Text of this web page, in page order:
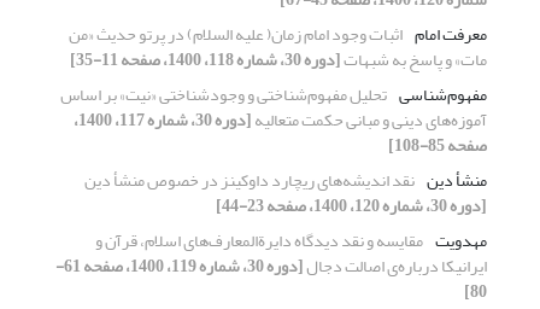
معرفت امام اثبات وجود امام زمان( علیه السلام) در پرتو حدیث «من
مات» و پاسخ به شبهات[دوره 30، شماره 118، 1400، صفحه 11-35]
مفهوم‌شناسی تحلیل مفهوم‌شناختی و وجودشناختی «نیت» بر اساس
آموزه‌های دینی و مبانی حکمت متعالیه [دوره 30، شماره 117، 1400،
صفحه 85-108]
منشأ دین نقد اندیشه‌های ریچارد داوکینز در خصوص منشأ دین
[دوره 30، شماره 120، 1400، صفحه 23-44]
مهدویت مقایسه و نقد دیدگاه دایرةالمعارف‌های اسلام، قرآن و
ایرانیکا درباره‌ی اصالت دجال [دوره 30، شماره 119، 1400، صفحه 61-
80]